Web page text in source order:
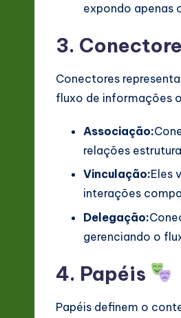
expondo apenas
3.
Conectores
fluxo de informações
Associação:
relações
Vinculação:Eles
interações
Delegação:
gerenciando o
4. Papéis
Papéis definem o